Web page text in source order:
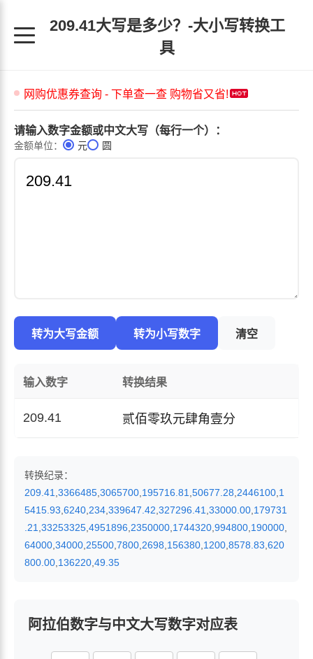
209.41大写是多少？-大小写转换工
具
请输入数字金额或中文大写（每行一个）：
金额单位： 元 圆
转为大写金额 转为小写数字 清空
输入数字 转换结果
209.41 贰佰零玖元肆角壹分
转换纪录：
209.41 3366485 3065700 195716.81 50677.28 2446100 1
5415.93 6240 234 339647.42 327296.41 33000.00 179731
.21 33253325 4951896 2350000 1744320 994800 190000
64000 34000 25500 7800 2698 156380 1200 8578.83 620
800.00 136220 49.35
阿拉伯数字与中文大写数字对应表